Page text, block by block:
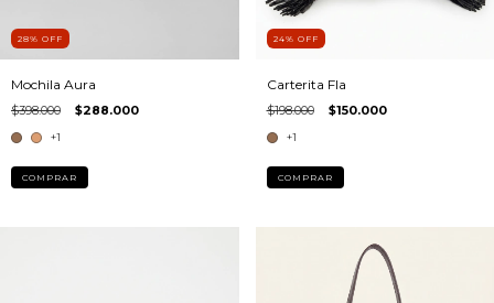
28% OFF
Mochila Aura
$398.000 $288.000
+1
COMPRAR
24% OFF
Carterita Fla
$198.000 $150.000
+1
COMPRAR